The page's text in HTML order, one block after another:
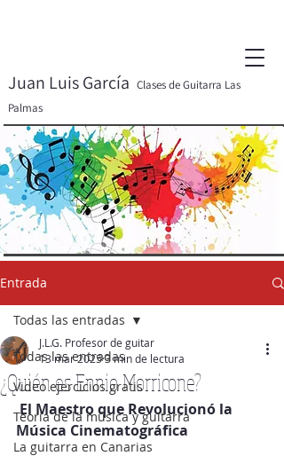
Juan Luis García Clases de Guitarra Las
Palmas
Entrada
Todas las entradas
Video ejercicios gratis
Teoría de la música y guitarra
La guitarra en Canarias
Todas las entradas
¿Quién es Ennio Morricone?
J.L.G. Profesor de guitar
13 mar 20253 min de lectura
El Maestro que Revolucionó la
Música Cinematográfica